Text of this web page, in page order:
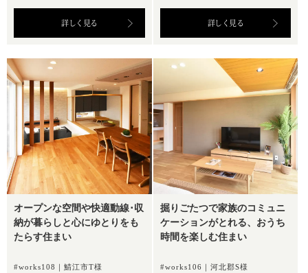
詳しく見る 詳しく見る
オープンな空間や快適動線･収
納が暮らしと心にゆとりをも
たらす住まい
#works108｜鯖江市T様
掘りごたつで家族のコミュニ
ケーションがとれる、おうち
時間を楽しむ住まい
#works106｜河北郡S様